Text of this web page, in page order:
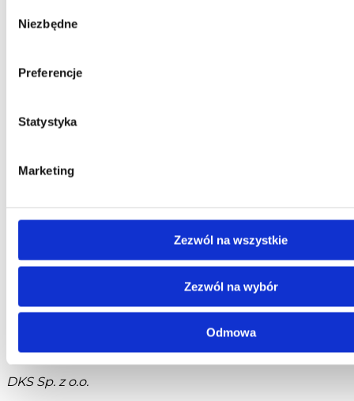
zgody
Niezbędne
Preferencje
Statystyka
Marketing
Zezwól na wszystkie
Zezwól na wybór
Odmowa
E-mail: kontakt@dks.pl
Telefon: 58 350 66 05
DKS Sp. z o.o.